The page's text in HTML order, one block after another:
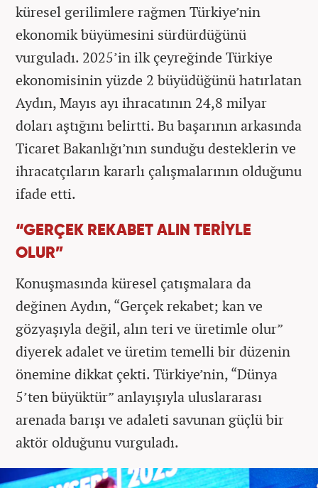
küresel gerilimlere rağmen Türkiye’nin
ekonomik büyümesini sürdürdüğünü
vurguladı. 2025’in ilk çeyreğinde Türkiye
ekonomisinin yüzde 2 büyüdüğünü hatırlatan
Aydın, Mayıs ayı ihracatının 24,8 milyar
doları aştığını belirtti. Bu başarının arkasında
Ticaret Bakanlığı’nın sunduğu desteklerin ve
ihracatçıların kararlı çalışmalarının olduğunu
ifade etti.
“GERÇEK REKABET ALIN TERİYLE
OLUR”
Konuşmasında küresel çatışmalara da
değinen Aydın, “Gerçek rekabet; kan ve
gözyaşıyla değil, alın teri ve üretimle olur”
diyerek adalet ve üretim temelli bir düzenin
önemine dikkat çekti. Türkiye’nin, “Dünya
5’ten büyüktür” anlayışıyla uluslararası
arenada barışı ve adaleti savunan güçlü bir
aktör olduğunu vurguladı.